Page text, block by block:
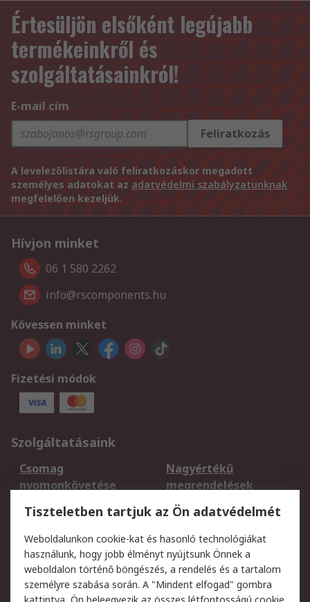
Értesüljön elsőként legújabb
termékeinkről és
szolgáltatásainkról!
E-mail cím
Feliratkozás
A levelezőlistára való feliratkozáskor megadott
személyes adatokat az adatvédelmi szabályzatunknak
megfelelően kezeljük.
Hívjon minket
06 1 580 2262
info@rscomponents.hu
Kövessen minket
Fizetési módok
Szolgáltatásaink
Csomag
nyomonkövetése
Nagyértékű
megrendelések
Regisztráció
Szállítás
Termékvisszaküldés
Szolgáltatások
Jogi
Tiszteletben tartjuk az Ön adatvédelmét
Weboldalunkon cookie-kat és hasonló technológiákat
használunk, hogy jobb élményt nyújtsunk Önnek a
weboldalon történő böngészés, a rendelés és a tartalom
személyre szabása során. A "Mindent elfogad" gombra